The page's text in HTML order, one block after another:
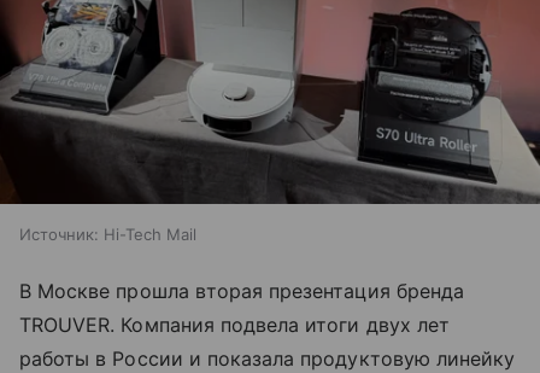
Источник: Hi-Tech Mail
В Москве прошла вторая презентация бренда
TROUVER. Компания подвела итоги двух лет
работы в России и показала продуктовую линейку